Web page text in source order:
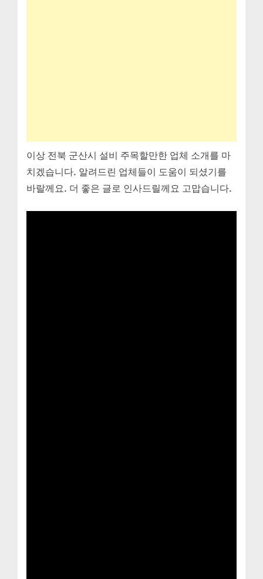
이상 전북 군산시 설비 주목할만한 업체 소개를 마
치겠습니다. 알려드린 업체들이 도움이 되셨기를
바랄께요. 더 좋은 글로 인사드릴께요 고맙습니다.